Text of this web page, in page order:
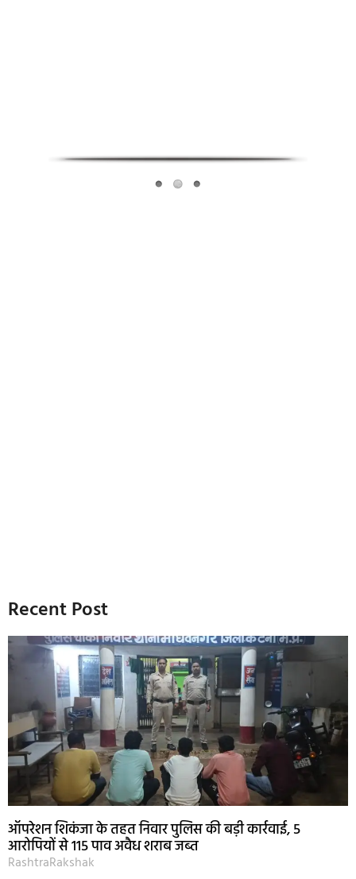
Recent Post
ऑपरेशन शिकंजा के तहत निवार पुलिस की बड़ी कार्रवाई, 5
आरोपियों से 115 पाव अवैध शराब जब्त
RashtraRakshak